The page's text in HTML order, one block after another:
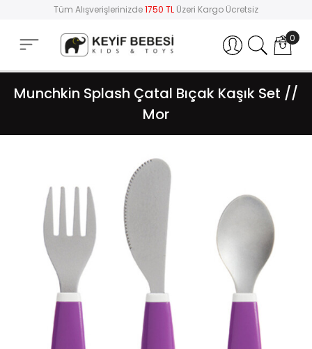
Tüm Alışverişlerinizde1750 TL Üzeri Kargo Ücretsiz
Hesabım 0
Munchkin Splash Çatal Bıçak Kaşık Set //
Mor